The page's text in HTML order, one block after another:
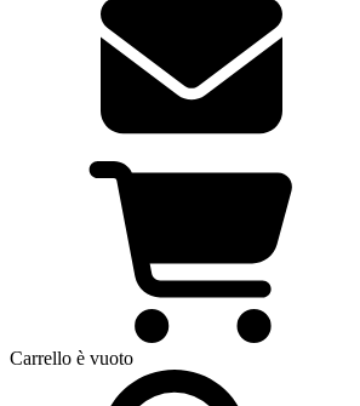
Carrello è vuoto